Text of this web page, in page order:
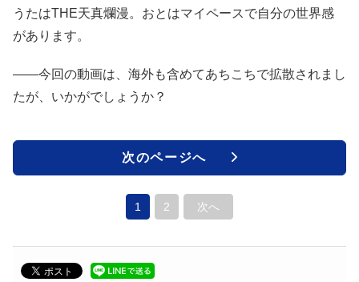
うたはTHE天真爛漫。おとはマイペースで自分の世界感
があります。
――今回の動画は、海外も含めてあちこちで拡散されまし
たが、いかがでしょうか？
次のページへ
1 2 次へ